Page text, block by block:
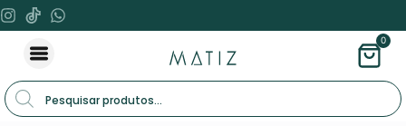
0